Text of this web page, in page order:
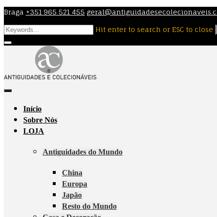
Skip
to
content
Braga +351 965 521 455
Hit enter to search or ESC to close
Início
Sobre Nós
LOJA
Antiguidades do Mundo
China
Europa
Japão
Resto do Mundo